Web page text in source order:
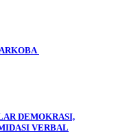
DEMOKRASI,
VERBAL